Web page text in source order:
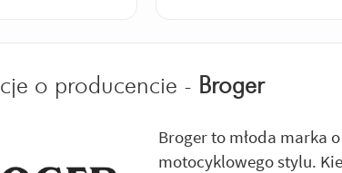
o producencie - Broger
Broger to młoda marka
motocyklowego stylu.